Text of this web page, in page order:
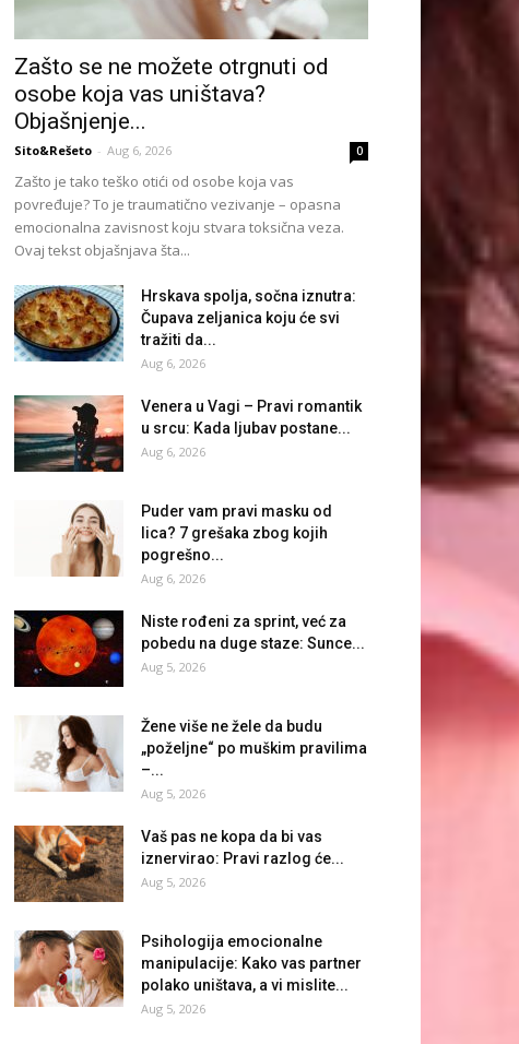
Zašto se ne možete otrgnuti od
osobe koja vas uništava?
Objašnjenje...
Sito&Rešeto - Aug 6, 2026 0
Zašto je tako teško otići od osobe koja vas
povređuje? To je traumatično vezivanje – opasna
emocionalna zavisnost koju stvara toksična veza.
Ovaj tekst objašnjava šta...
Hrskava spolja, sočna iznutra:
Čupava zeljanica koju će svi
tražiti da...
Aug 6, 2026
Venera u Vagi – Pravi romantik
u srcu: Kada ljubav postane...
Aug 6, 2026
Puder vam pravi masku od
lica? 7 grešaka zbog kojih
pogrešno...
Aug 6, 2026
Niste rođeni za sprint, već za
pobedu na duge staze: Sunce...
Aug 5, 2026
Žene više ne žele da budu
„poželjne“ po muškim pravilima
–...
Aug 5, 2026
Vaš pas ne kopa da bi vas
iznervirao: Pravi razlog će...
Aug 5, 2026
Psihologija emocionalne
manipulacije: Kako vas partner
polako uništava, a vi mislite...
Aug 5, 2026